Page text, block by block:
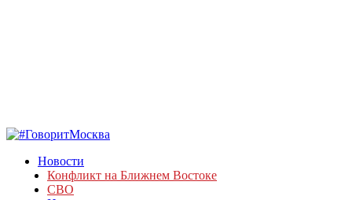
Новости
Конфликт на Ближнем Востоке
СВО